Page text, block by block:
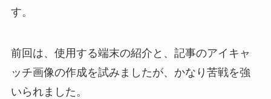
す。
前回は、使用する端末の紹介と、記事のアイキャ
ッチ画像の作成を試みましたが、かなり苦戦を強
いられました。